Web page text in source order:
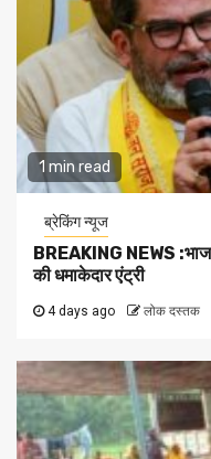
1 min read
ब्रेकिंग न्यूज
BREAKING NEWS
की धमाकेदार एंट्री
4 days ago लोक दस्तक